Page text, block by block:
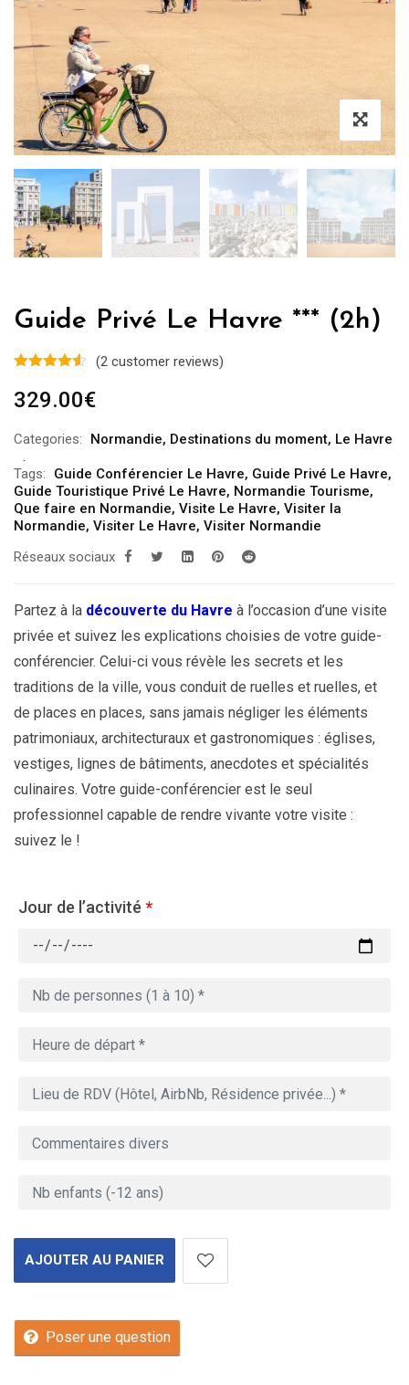
Guide Privé Le Havre *** (2h)
(2 customer reviews)
329.00€
Categories: Normandie, Destinations du moment, Le Havre
Tags: Guide Conférencier Le Havre, Guide Privé Le Havre,
Guide Touristique Privé Le Havre, Normandie Tourisme,
Que faire en Normandie, Visite Le Havre, Visiter la
Normandie, Visiter Le Havre, Visiter Normandie
Réseaux sociaux
Partez à la découverte du Havre à l’occasion d’une visite
privée et suivez les explications choisies de votre guide-
conférencier. Celui-ci vous révèle les secrets et les
traditions de la ville, vous conduit de ruelles et ruelles, et
de places en places, sans jamais négliger les éléments
patrimoniaux, architecturaux et gastronomiques : églises,
vestiges, lignes de bâtiments, anecdotes et spécialités
culinaires. Votre guide-conférencier est le seul
professionnel capable de rendre vivante votre visite :
suivez le !
Jour de l’activité *
AJOUTER AU PANIER
Poser une question